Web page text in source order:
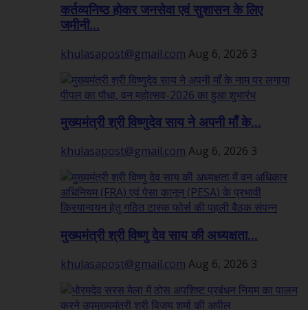
कर्तव्यनिष्ठ होकर जनसेवा एवं सुशासन के लिए
जमीनी...
khulasapost@gmail.com Aug 6, 2026 3
मुख्यमंत्री श्री विष्णुदेव साय ने अपनी माँ के...
khulasapost@gmail.com Aug 6, 2026 3
मुख्यमंत्री श्री विष्णु देव साय की अध्यक्षता...
khulasapost@gmail.com Aug 6, 2026 3